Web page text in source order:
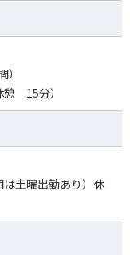
15分）
土曜出勤あり）休